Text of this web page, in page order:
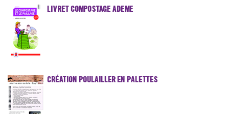
LIVRET COMPOSTAGE ADEME
CRÉATION POULAILLER EN PALETTES